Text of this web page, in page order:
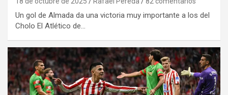
Un gol de Almada da una victoria muy importante a los del
Cholo El Atlético de…